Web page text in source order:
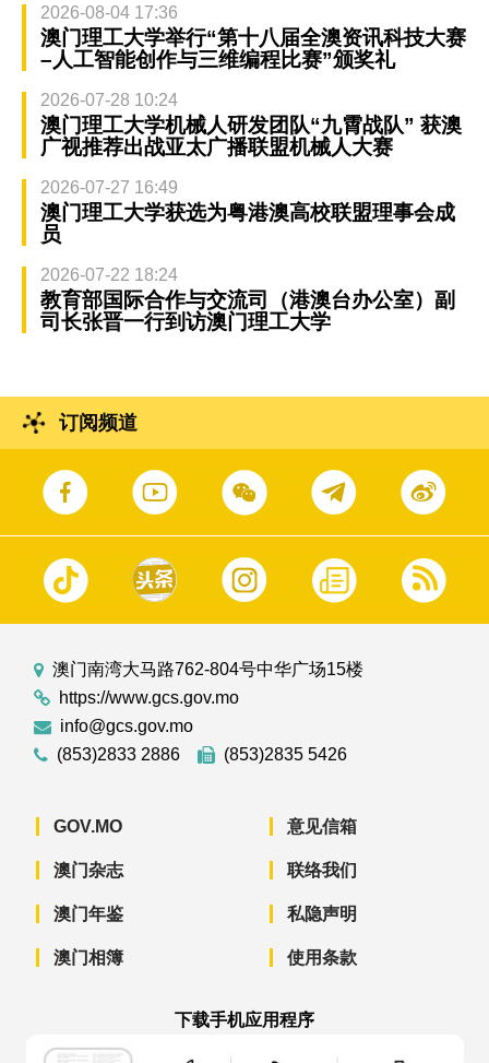
2026-08-04 17:36
澳门理工大学举行“第十八届全澳资讯科技大赛
–人工智能创作与三维编程比赛”颁奖礼
2026-07-28 10:24
澳门理工大学机械人研发团队“九霄战队” 获澳
广视推荐出战亚太广播联盟机械人大赛
2026-07-27 16:49
澳门理工大学获选为粤港澳高校联盟理事会成
员
2026-07-22 18:24
教育部国际合作与交流司（港澳台办公室）副
司长张晋一行到访澳门理工大学
订阅频道
澳门南湾大马路762-804号中华广场15楼
https://www.gcs.gov.mo
info@gcs.gov.mo
(853)2833 2886
(853)2835 5426
GOV.MO
澳门杂志
澳门年鉴
澳门相簿
意见信箱
联络我们
私隐声明
使用条款
下载手机应用程序